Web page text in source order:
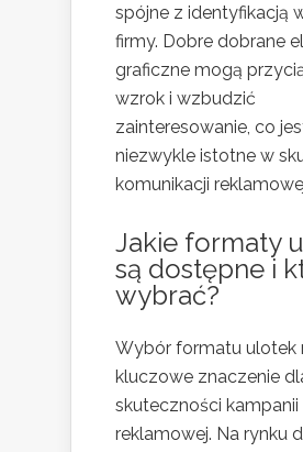
spójne z identyfikacją
firmy. Dobre dobrane
graficzne mogą
wzrok i wzbudzić
zainteresowanie, co
niezwykle istotne w
komunikacji
Jakie formaty
są dostępne i
wybrać?
Wybór formatu ulotek
kluczowe znaczenie
skuteczności kampanii
reklamowej. Na rynku